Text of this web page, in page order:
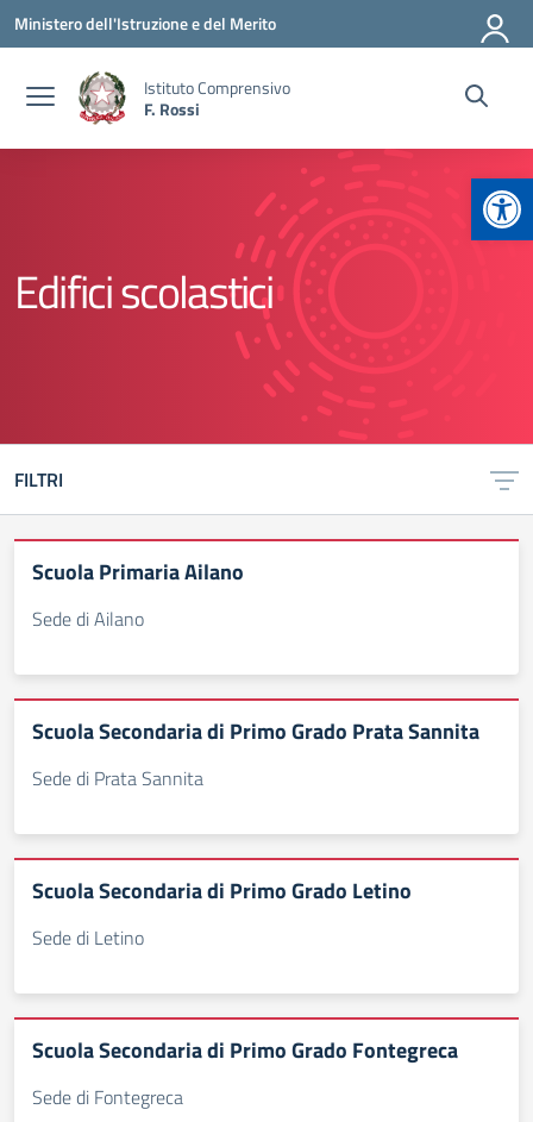
Vai ai contenuti
Vai al menu di navigazione
Vai al footer
Ministero dell'Istruzione e del Merito
Istituto Comprensivo
F. Rossi
Edifici scolastici
FILTRI
Scuola Primaria Ailano
Sede di Ailano
Scuola Secondaria di Primo Grado Prata Sannita
Sede di Prata Sannita
Scuola Secondaria di Primo Grado Letino
Sede di Letino
Scuola Secondaria di Primo Grado Fontegreca
Sede di Fontegreca